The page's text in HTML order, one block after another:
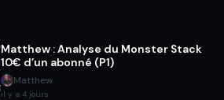
Matthew : Analyse du Monster Stack
10€ d’un abonné (P1)
Matthew
il y a 4 jours